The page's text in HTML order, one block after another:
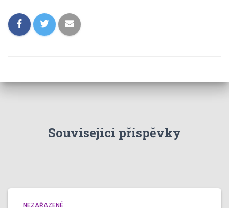
Související příspěvky
NEZAŘAZENÉ